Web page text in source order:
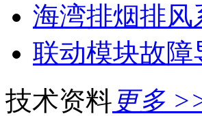
海湾排烟排
联动模块故
技术资料 更多